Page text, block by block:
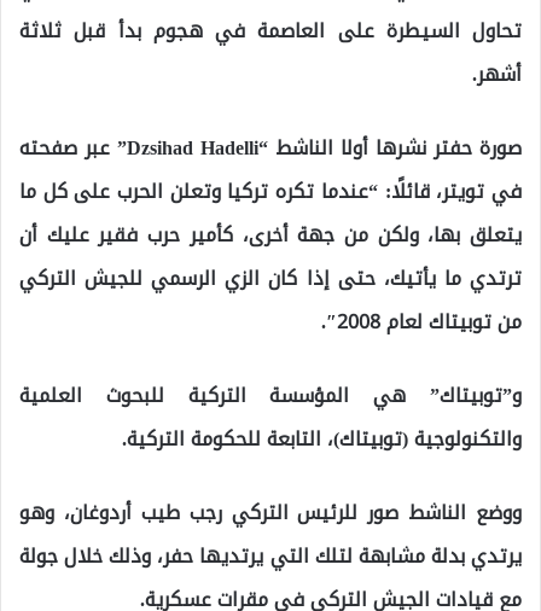
تحاول السيطرة على العاصمة في هجوم بدأ قبل ثلاثة
أشهر.
صورة حفتر نشرها أولا الناشط “Dzsihad Hadelli” عبر صفحته
في تويتر، قائلًا: “عندما تكره تركيا وتعلن الحرب على كل ما
يتعلق بها، ولكن من جهة أخرى، كأمير حرب فقير عليك أن
ترتدي ما يأتيك، حتى إذا كان الزي الرسمي للجيش التركي
من توبيتاك لعام 2008″.
و”توبيتاك” هي المؤسسة التركية للبحوث العلمية
والتكنولوجية (توبيتاك)، التابعة للحكومة التركية.
ووضع الناشط صور للرئيس التركي رجب طيب أردوغان، وهو
يرتدي بدلة مشابهة لتلك التي يرتديها حفر، وذلك خلال جولة
مع قيادات الجيش التركي في مقرات عسكرية.